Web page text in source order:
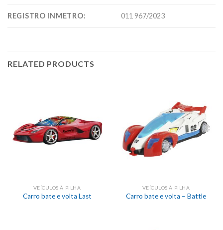
REGISTRO INMETRO: 011 967/2023
RELATED PRODUCTS
VEÍCULOS À PILHA
Carro bate e volta Last
VEÍCULOS À PILHA
Carro bate e volta – Battle